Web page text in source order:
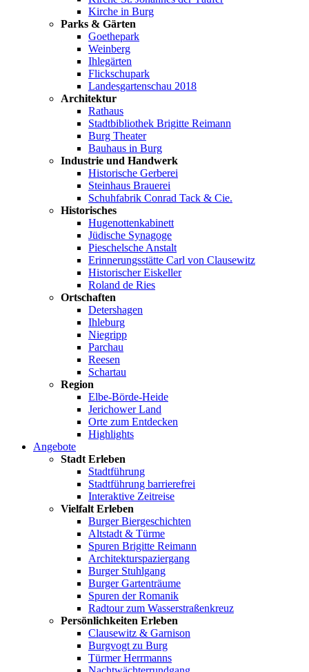
Kirche in Burg
Parks & Gärten
Goethepark
Weinberg
Ihlegärten
Flickschupark
Landesgartenschau 2018
Architektur
Rathaus
Stadtbibliothek Brigitte Reimann
Burg Theater
Bauhaus in Burg
Industrie und Handwerk
Historische Gerberei
Steinhaus Brauerei
Schuhfabrik Conrad Tack & Cie.
Historisches
Hugenottenkabinett
Jüdische Synagoge
Pieschelsche Anstalt
Erinnerungsstätte Carl von Clausewitz
Historischer Eiskeller
Roland de Ries
Ortschaften
Detershagen
Ihleburg
Niegripp
Parchau
Reesen
Schartau
Region
Elbe-Börde-Heide
Jerichower Land
Orte zum Entdecken
Highlights
Angebote
Stadt Erleben
Stadtführung
Stadtführung barrierefrei
Interaktive Zeitreise
Vielfalt Erleben
Burger Biergeschichten
Altstadt & Türme
Spuren Brigitte Reimann
Architekturspaziergang
Burger Stuhlgang
Burger Gartenträume
Spuren der Romanik
Radtour zum Wasserstraßenkreuz
Persönlichkeiten Erleben
Clausewitz & Garnison
Burgvogt zu Burg
Türmer Herrmanns